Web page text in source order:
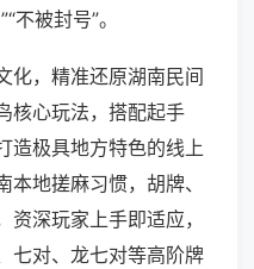
不被封号”。
化，精准还原湖南民间
核心玩法，搭配起手
造极具地方特色的线上
地搓麻习惯，胡牌、
深玩家上手即适应，
七对、龙七对等高阶牌